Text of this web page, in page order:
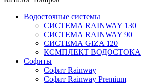
Водосточные системы
СИСТЕМА RAINWAY 130
СИСТЕМА RAINWAY 90
СИСТЕМА GIZA 120
КОМПЛЕКТ ВОДОСТОКА
Софиты
Софит Rainway
Софит Rainway Premium